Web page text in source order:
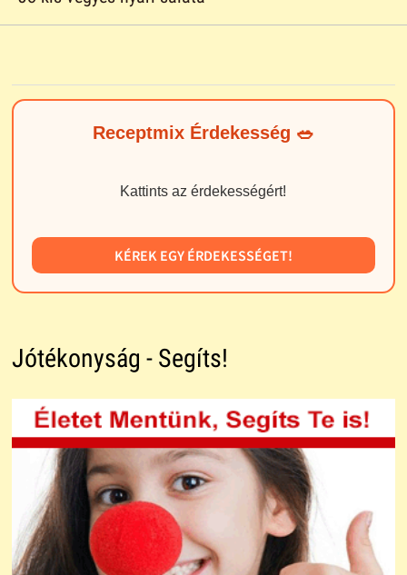
Receptmix Érdekesség 🥗
Kattints az érdekességért!
KÉREK EGY ÉRDEKESSÉGET!
Jótékonyság - Segíts!